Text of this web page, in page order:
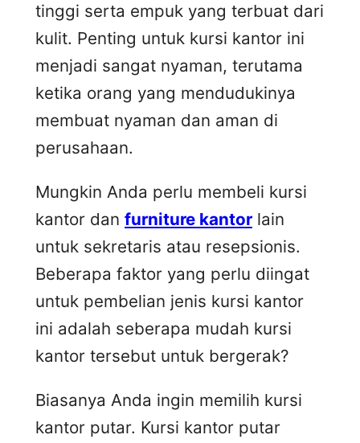
tinggi serta empuk yang terbuat dari
kulit. Penting untuk kursi kantor ini
menjadi sangat nyaman, terutama
ketika orang yang mendudukinya
membuat nyaman dan aman di
perusahaan.
Mungkin Anda perlu membeli kursi
kantor dan furniture kantor lain
untuk sekretaris atau resepsionis.
Beberapa faktor yang perlu diingat
untuk pembelian jenis kursi kantor
ini adalah seberapa mudah kursi
kantor tersebut untuk bergerak?
Biasanya Anda ingin memilih kursi
kantor putar. Kursi kantor putar